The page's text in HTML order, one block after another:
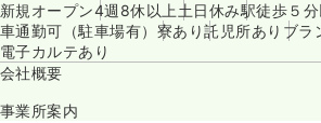
新規オープン4週8休以上 土日休み駅徒歩５
車通勤可（駐車場有） 寮あり託児所あり ブラ
電子カルテあり
会社概要
事業所案内